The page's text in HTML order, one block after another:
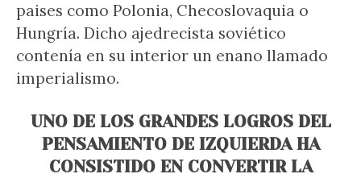
paises como Polonia, Checoslovaquia o
Hungría. Dicho ajedrecista soviético
contenía en su interior un enano llamado
imperialismo.
UNO DE LOS GRANDES LOGROS DEL
PENSAMIENTO DE IZQUIERDA HA
CONSISTIDO EN CONVERTIR LA